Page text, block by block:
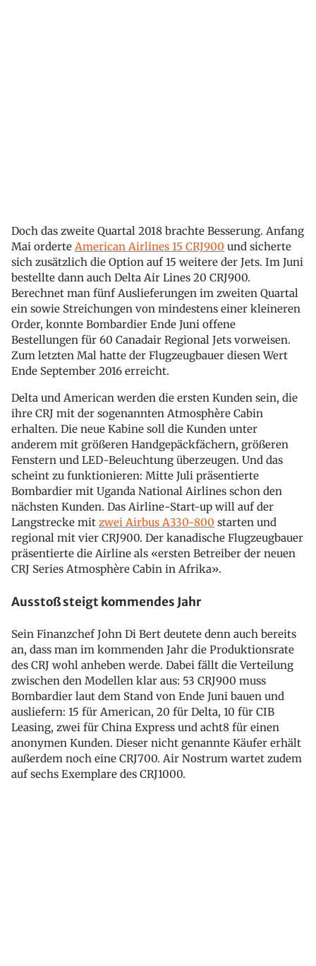
Doch das zweite Quartal 2018 brachte Besserung. Anfang
Mai orderte American Airlines 15 CRJ900 und sicherte
sich zusätzlich die Option auf 15 weitere der Jets. Im Juni
bestellte dann auch Delta Air Lines 20 CRJ900.
Berechnet man fünf Auslieferungen im zweiten Quartal
ein sowie Streichungen von mindestens einer kleineren
Order, konnte Bombardier Ende Juni offene
Bestellungen für 60 Canadair Regional Jets vorweisen.
Zum letzten Mal hatte der Flugzeugbauer diesen Wert
Ende September 2016 erreicht.
Delta und American werden die ersten Kunden sein, die
ihre CRJ mit der sogenannten Atmosphère Cabin
erhalten. Die neue Kabine soll die Kunden unter
anderem mit größeren Handgepäckfächern, größeren
Fenstern und LED-Beleuchtung überzeugen. Und das
scheint zu funktionieren: Mitte Juli präsentierte
Bombardier mit Uganda National Airlines schon den
nächsten Kunden. Das Airline-Start-up will auf der
Langstrecke mit zwei Airbus A330-800 starten und
regional mit vier CRJ900. Der kanadische Flugzeugbauer
präsentierte die Airline als «ersten Betreiber der neuen
CRJ Series Atmosphère Cabin in Afrika».
Ausstoß steigt kommendes Jahr
Sein Finanzchef John Di Bert deutete denn auch bereits
an, dass man im kommenden Jahr die Produktionsrate
des CRJ wohl anheben werde. Dabei fällt die Verteilung
zwischen den Modellen klar aus: 53 CRJ900 muss
Bombardier laut dem Stand von Ende Juni bauen und
ausliefern: 15 für American, 20 für Delta, 10 für CIB
Leasing, zwei für China Express und acht8 für einen
anonymen Kunden. Dieser nicht genannte Käufer erhält
außerdem noch eine CRJ700. Air Nostrum wartet zudem
auf sechs Exemplare des CRJ1000.